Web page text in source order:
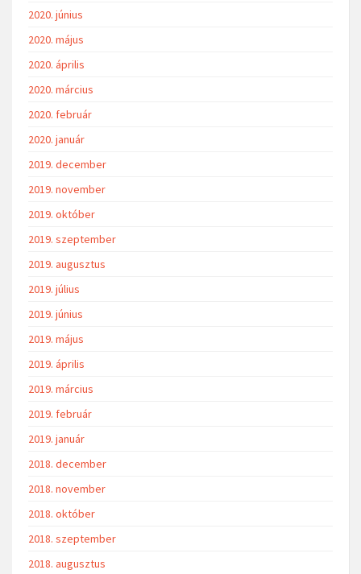
2020. június
2020. május
2020. április
2020. március
2020. február
2020. január
2019. december
2019. november
2019. október
2019. szeptember
2019. augusztus
2019. július
2019. június
2019. május
2019. április
2019. március
2019. február
2019. január
2018. december
2018. november
2018. október
2018. szeptember
2018. augusztus